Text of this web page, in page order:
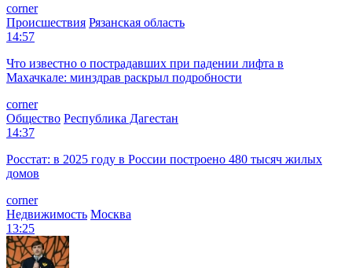
corner
Происшествия Рязанская область
14:57
Что известно о пострадавших при падении лифта в
Махачкале: минздрав раскрыл подробности
corner
Общество Республика Дагестан
14:37
Росстат: в 2025 году в России построено 480 тысяч жилых
домов
corner
Недвижимость Москва
13:25